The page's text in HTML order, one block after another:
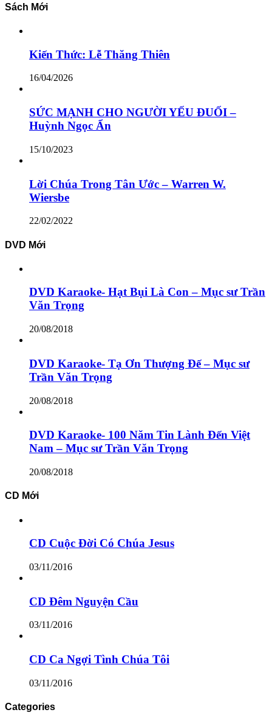
Sách Mới
Kiến Thức: Lễ Thăng Thiên
16/04/2026
SỨC MẠNH CHO NGƯỜI YẾU ĐUỐI –
Huỳnh Ngọc Ẩn
15/10/2023
Lời Chúa Trong Tân Ước – Warren W.
Wiersbe
22/02/2022
DVD Mới
DVD Karaoke- Hạt Bụi Là Con – Mục sư Trần
Văn Trọng
20/08/2018
DVD Karaoke- Tạ Ơn Thượng Đế – Mục sư
Trần Văn Trọng
20/08/2018
DVD Karaoke- 100 Năm Tin Lành Đến Việt
Nam – Mục sư Trần Văn Trọng
20/08/2018
CD Mới
CD Cuộc Đời Có Chúa Jesus
03/11/2016
CD Đêm Nguyện Cầu
03/11/2016
CD Ca Ngợi Tình Chúa Tôi
03/11/2016
Categories